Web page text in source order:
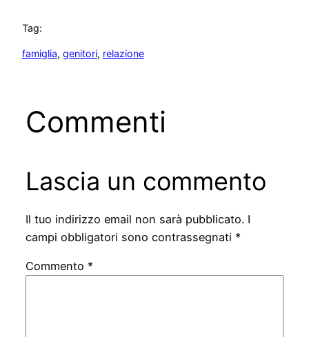
Tag:
famiglia, genitori, relazione
Commenti
Lascia un commento
Il tuo indirizzo email non sarà pubblicato. I
campi obbligatori sono contrassegnati *
Commento *